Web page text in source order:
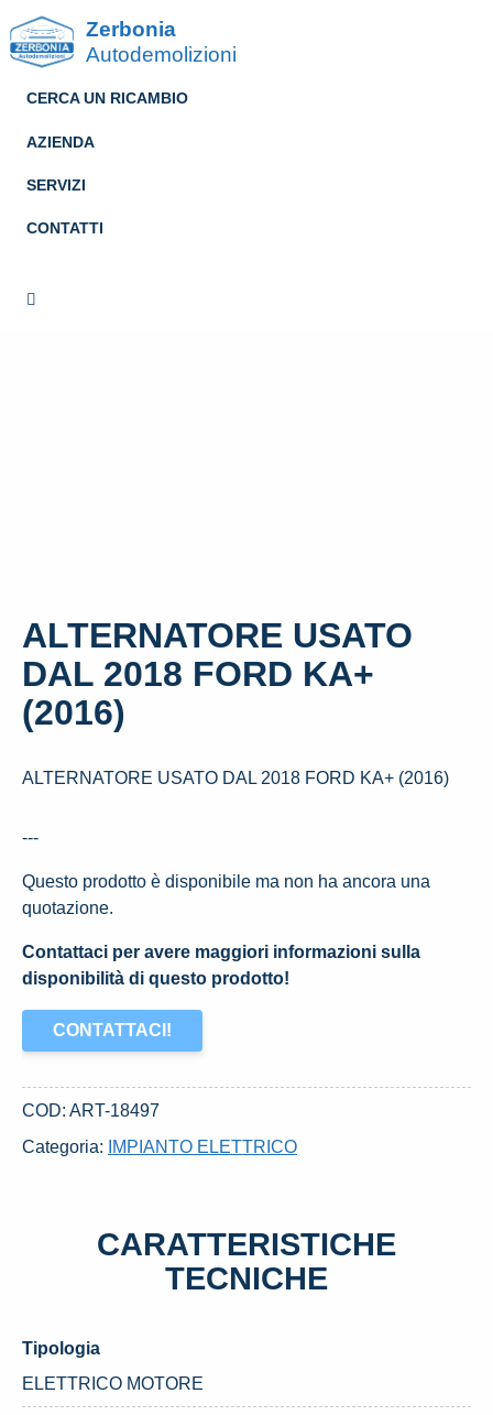
Zerbonia
Autodemolizioni
CERCA UN RICAMBIO
AZIENDA
SERVIZI
CONTATTI
ALTERNATORE USATO
DAL 2018 FORD KA+
(2016)
ALTERNATORE USATO DAL 2018 FORD KA+ (2016)
---
Questo prodotto è disponibile ma non ha ancora una
quotazione.
Contattaci per avere maggiori informazioni sulla
disponibilità di questo prodotto!
CONTATTACI!
COD: ART-18497
Categoria:
IMPIANTO ELETTRICO
CARATTERISTICHE
TECNICHE
Tipologia
ELETTRICO MOTORE